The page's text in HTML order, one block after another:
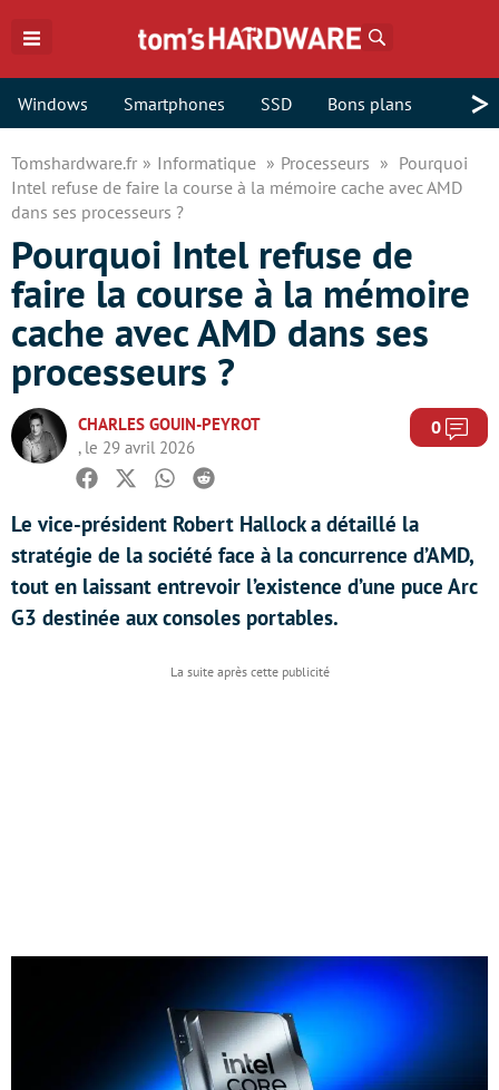
Windows Smartphones SSD Bons plans >
Tomshardware.fr Informatique Processeurs
Pourquoi
Intel refuse de faire la course à la mémoire cache avec AMD
dans ses processeurs ?
Pourquoi Intel refuse de
faire la course à la mémoire
cache avec AMD dans ses
processeurs ?
CHARLES GOUIN-PEYROT
, le 29 avril 2026
0
Facebook
TwitterWhatsapp
Reddit
Le vice-président Robert Hallock a détaillé la
stratégie de la société face à la concurrence d’AMD,
tout en laissant entrevoir l’existence d’une puce Arc
G3 destinée aux consoles portables.